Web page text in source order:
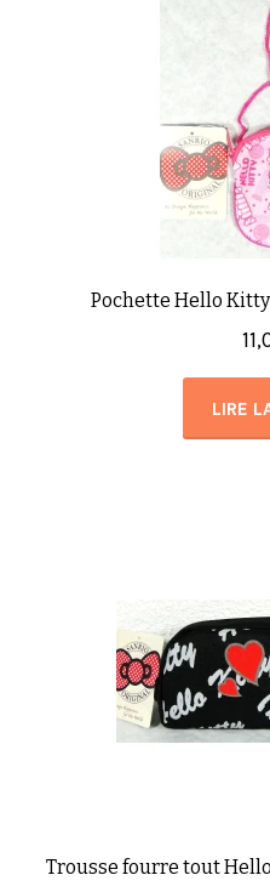
Pochette Hello
LIRE
Trousse fourre tout